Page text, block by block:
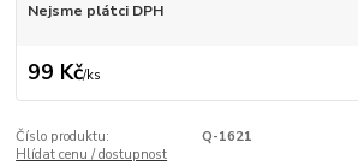
Nejsme plátci DPH
99 Kč/ks
Číslo produktu:
Q-1621
Hlídat cenu / dostupnost